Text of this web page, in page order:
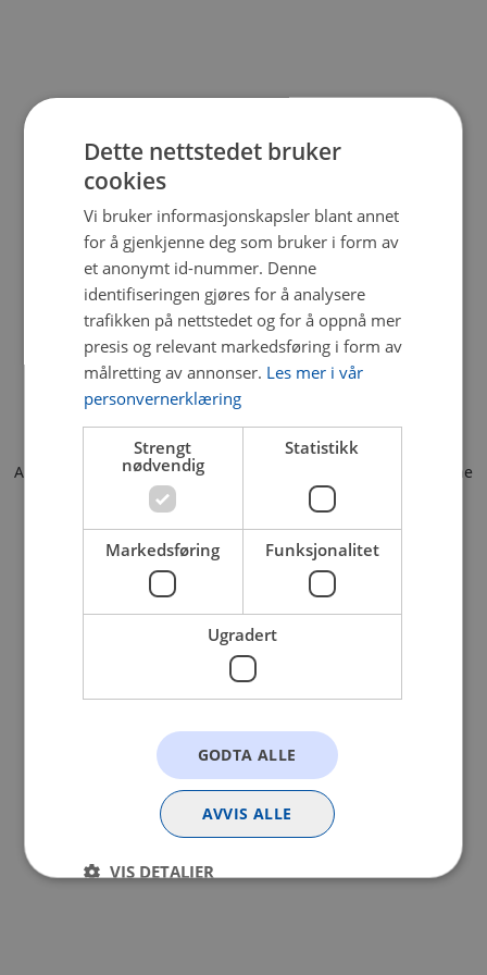
Application error: a client-side exception has occurred (see the
browser console for more information).
Dette nettstedet bruker
cookies
Vi bruker informasjonskapsler blant annet
for å gjenkjenne deg som bruker i form av
et anonymt id-nummer. Denne
identifiseringen gjøres for å analysere
trafikken på nettstedet og for å oppnå mer
presis og relevant markedsføring i form av
målretting av annonser. Les mer i vår
personvernerklæring
Strengt
nødvendig
Statistikk
Markedsføring Funksjonalitet
Ugradert
GODTA ALLE
AVVIS ALLE
VIS DETALJER